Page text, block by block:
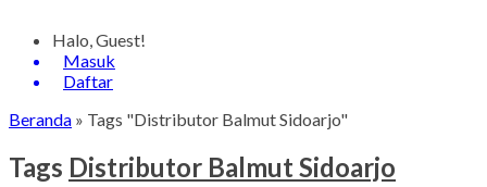
Halo, Guest!
Masuk
Daftar
Beranda » Tags "Distributor Balmut Sidoarjo"
Tags Distributor Balmut Sidoarjo